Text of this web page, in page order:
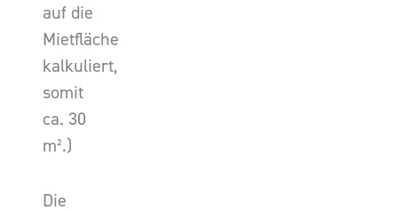
auf die
Mietfläche
kalkuliert,
somit
ca. 30
m².)
Die